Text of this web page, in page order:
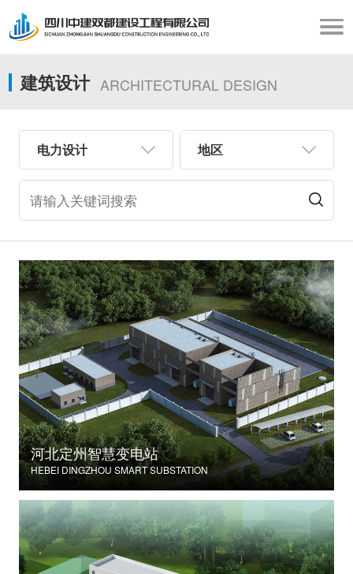
建筑设计 ARCHITECTURAL DESIGN
电力设计 地区
河北定州智慧变电站
HEBEI DINGZHOU SMART SUBSTATION